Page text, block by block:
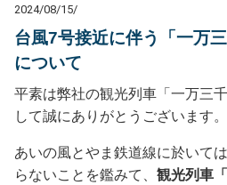
2024/08/15/
台風7号接近に伴う「一万
について
平素は弊社の観光列車「一万三
して誠にありがとうございます。
あいの風とやま鉄道線に於いて
らないことを鑑みて、 観光列車